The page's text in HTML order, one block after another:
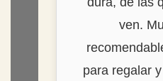
ven.
para regalar